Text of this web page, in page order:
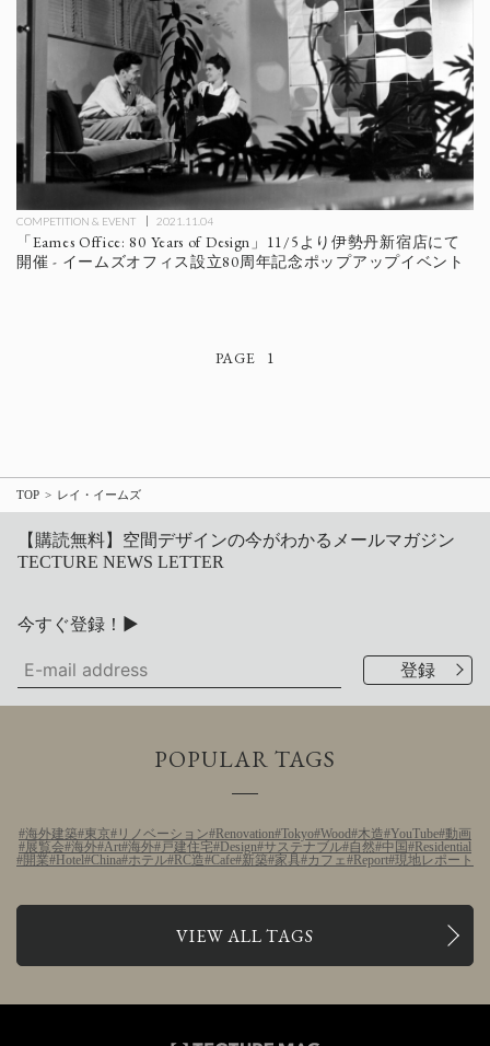
COMPETITION & EVENT 2021.11.04
「Eames Office: 80 Years of Design」11/5より伊勢丹新宿店にて
開催 - イームズオフィス設立80周年記念ポップアップイベント
1
TOP レイ・イームズ
【購読無料】空間デザインの今がわかるメールマガジン
TECTURE NEWS LETTER
今すぐ登録！▶
POPULAR TAGS
海外建築 東京 リノベーション Renovation Tokyo Wood 木造 YouTube 動画
展覧会 海外 Art 海外 戸建住宅 Design サステナブル 自然 中国 Residential
開業 Hotel China ホテル RC造 Cafe 新築 家具 カフェ Report 現地レポート
VIEW ALL TAGS